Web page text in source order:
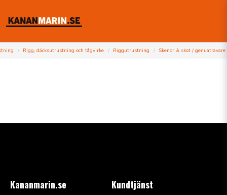
Rigg, däcksutrustning och tågvirke Riggutrustning Skenor & skot / genuatravare
Kananmarin.se Kundtjänst